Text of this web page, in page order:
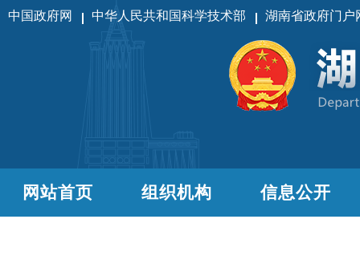
中国政府网 中华人民共和国科学技术部 湖南省政府门户
网站首页 组织机构 信息公开